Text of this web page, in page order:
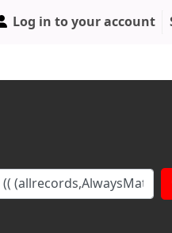
Log in to your account